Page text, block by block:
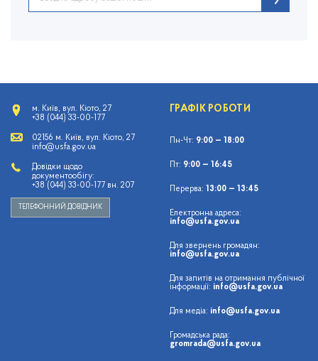
м. Київ, вул. Кіото, 27
+38 (044) 33-00-177
02156 м. Київ, вул. Кіото, 27
info@usfa.gov.ua
Довідки щодо
документообігу:
+38 (044) 33-00-177 вн. 207
ТЕЛЕФОННИЙ ДОВІДНИК
ГРАФІК РОБОТИ
Пн-Чт: 9:00 — 18:00
Пт: 9:00 — 16:45
Перерва: 13:00 — 13:45
Електронна адреса:
info@usfa.gov.ua
Для звернень громадян:
info@usfa.gov.ua
Для запитів на отримання публічної
інформації: info@usfa.gov.ua
Для медіа: info@usfa.gov.ua
Громадська рада:
gromrada@usfa.gov.ua